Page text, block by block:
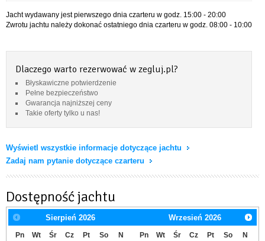
Jacht wydawany jest pierwszego dnia czarteru w godz. 15:00 - 20:00
Zwrotu jachtu należy dokonać ostatniego dnia czarteru w godz. 08:00 - 10:00
Dlaczego warto rezerwować w zegluj.pl?
Błyskawiczne potwierdzenie
Pełne bezpieczeństwo
Gwarancja najniższej ceny
Takie oferty tylko u nas!
Wyświetl wszystkie informacje dotyczące jachtu
Zadaj nam pytanie dotyczące czarteru
Dostępność jachtu
Sierpień 2026
Pn Wt Śr Cz Pt So N
Wrzesień 2026
Pn Wt Śr Cz Pt So N